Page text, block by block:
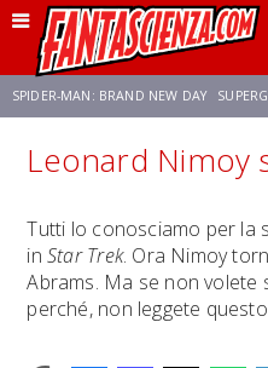
SPIDER-MAN: BRAND NEW DAY
FRANCO RICCIARDIELLO ZENDAYA
NETFLIX SADIE SINK STAR TREK:
Leonard Nimoy
Tutti lo conosciamo per la
inStar Trek. Ora Nimoy
Abrams. Ma se non volete
perché, non leggete